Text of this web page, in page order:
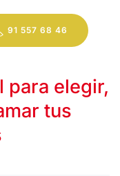
91 557 68 46
para elegir,
tus